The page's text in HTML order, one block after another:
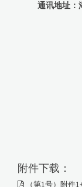
通讯地址：湖
附件下载：
（第1号）附件